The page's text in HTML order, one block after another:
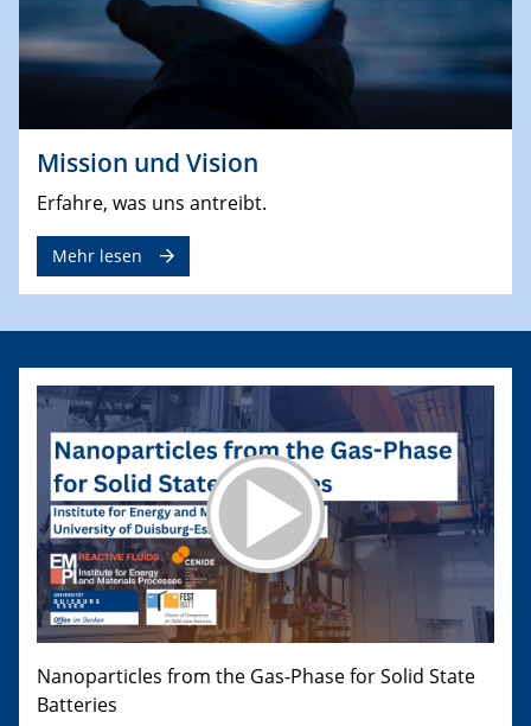
Mission und Vision
Erfahre, was uns antreibt.
Mehr lesen
Nanoparticles from the Gas-Phase for Solid State
Batteries